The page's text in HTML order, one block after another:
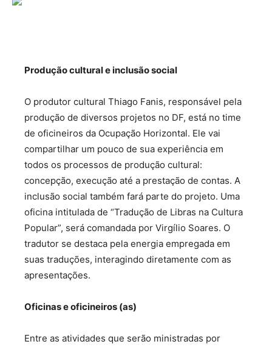
Produção cultural e inclusão social
O produtor cultural Thiago Fanis, responsável pela
produção de diversos projetos no DF, está no time
de oficineiros da Ocupação Horizontal. Ele vai
compartilhar um pouco de sua experiência em
todos os processos de produção cultural:
concepção, execução até a prestação de contas. A
inclusão social também fará parte do projeto. Uma
oficina intitulada de “Tradução de Libras na Cultura
Popular”, será comandada por Virgílio Soares. O
tradutor se destaca pela energia empregada em
suas traduções, interagindo diretamente com as
apresentações.
Oficinas e oficineiros (as)
Entre as atividades que serão ministradas por